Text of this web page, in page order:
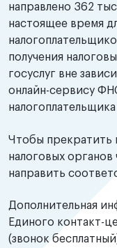
направлено 362
настоящее время
получения
госуслуг вне
онлайн-сервису
Чтобы прекратить
налоговых органов
направить
Дополнительная
Единого контакт-
(звонок